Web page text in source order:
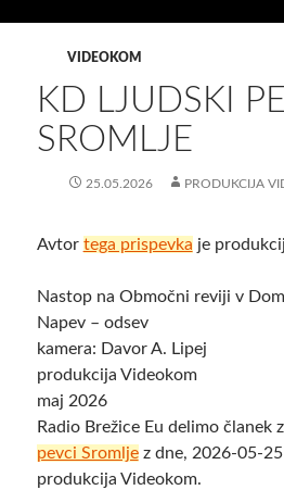
VIDEOKOM
KD LJUDSKI
SROMLJE
25.05.2026 PRODUKCIJA
Avtor tega prispevka je
Nastop na Območni reviji v
Napev – odsev
kamera: Davor A. Lipej
produkcija Videokom
maj 2026
Radio Brežice Eu delimo članek
pevci Sromljez dne, 2026-05-
produkcija Videokom.